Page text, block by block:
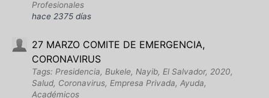
Profesionales
hace 2375 días
27 MARZO COMITE DE EMERGENCIA,
CORONAVIRUS
Tags: Presidencia, Bukele, Nayib, El Salvador, 2020,
Salud, Coronavirus, Empresa Privada, Ayuda,
Académicos